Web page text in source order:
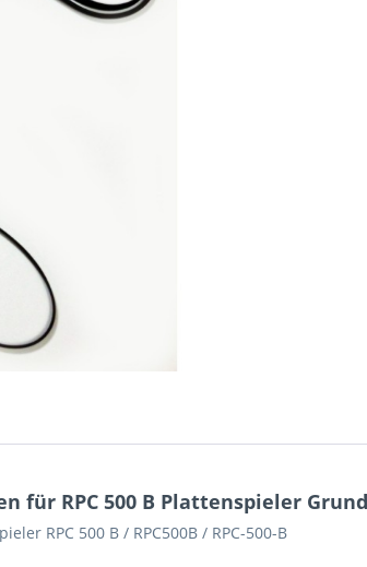
RPC 500 B Plattenspieler
RPC 500 B / RPC500B / RPC-500-B